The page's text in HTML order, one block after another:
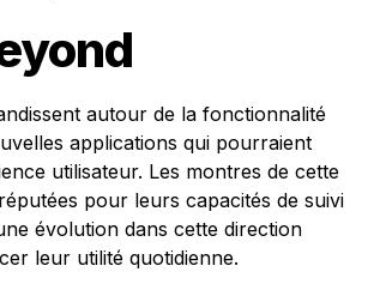
autour de la fonctionnalité
applications qui pourraient
utilisateur. Les montres de cette
pour leurs capacités de suivi
évolution dans cette direction
leur utilité quotidienne.